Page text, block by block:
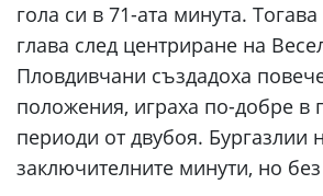
гола си в 71-ата минута.
глава след центриране на
Пловдивчани създадоха
положения, играха по-добре в
периоди от двубоя. Бургазлии
заключителните минути, но без